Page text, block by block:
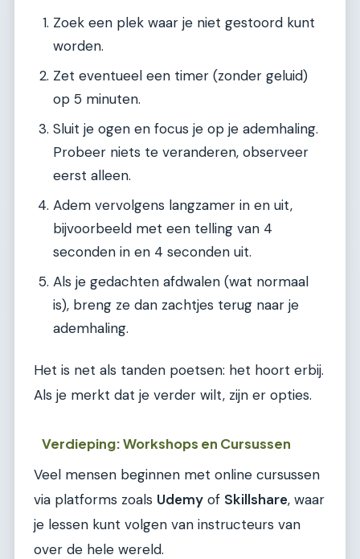
Zoek een plek waar je niet gestoord kunt
worden.
Zet eventueel een timer (zonder geluid)
op 5 minuten.
Sluit je ogen en focus je op je ademhaling.
Probeer niets te veranderen, observeer
eerst alleen.
Adem vervolgens langzamer in en uit,
bijvoorbeeld met een telling van 4
seconden in en 4 seconden uit.
Als je gedachten afdwalen (wat normaal
is), breng ze dan zachtjes terug naar je
ademhaling.
Het is net als tanden poetsen: het hoort erbij.
Als je merkt dat je verder wilt, zijn er opties.
Verdieping: Workshops en Cursussen
Veel mensen beginnen met online cursussen
via platforms zoals Udemy of Skillshare, waar
je lessen kunt volgen van instructeurs van
over de hele wereld.